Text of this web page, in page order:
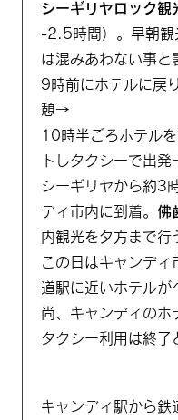
シーギリヤロック観
-2.5時間）。早朝観
は混みあわない事と
9時前にホテルに戻
憩→
10時半ごろホテル
トしタクシーで出
シーギリヤから約3
ディ市内に到着。 佛
内観光を夕方まで行
この日はキャンディ
道駅に近いホテルが
尚、キャンディのホ
タクシー利用は終了
キャンディ駅から鉄